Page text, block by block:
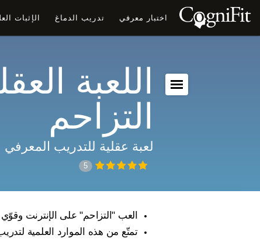
اختبار معرفي تدريب الدماغ الإثبات
اللعبة
التزاحم
لعبة عقلية للتدريب المعرفي
5
العب "التزاحم" على الإنترنت وقوّي
تمتّع من هذه الموارد العلمية